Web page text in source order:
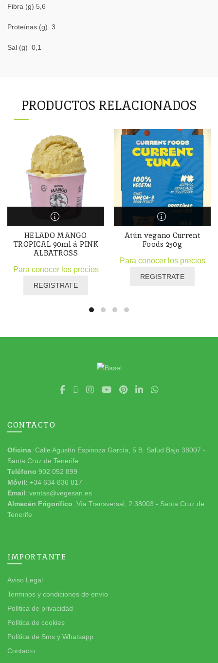
Fibra (g) 5,6
Proteínas (g) 3
Sal (g) 0,1
PRODUCTOS RELACIONADOS
HELADO MANGO
TROPICAL 90ml á PINK
ALBATROSS
Para conocer los precios
REGISTRATE
Atún vegano Current
Foods 250g
Para conocer los precios
REGISTRATE
CONTACTO
Oficina: Calle Agustín Espinoza García, 5 B. Salud Bajo 38007 -
Santa Cruz de Tenerife
Teléfono 902 052 899
Móvil: +34 634 836 817
Email: ventas@vegesan.es
Almacén Frigorífico: Vía Transversal, 2 38003 - Santa Cruz de
Tenerife
IMPORTANTE
Aviso Legal
Terminos y condiciones de envío
Política de privacidad
Política de cookies
Política de Sms y Whatsapp
Contacto